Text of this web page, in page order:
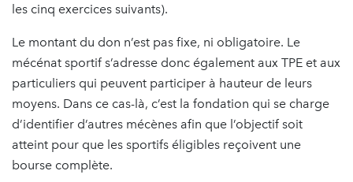
les cinq exercices suivants).
Le montant du don n’est pas fixe, ni obligatoire. Le
mécénat sportif s’adresse donc également aux TPE et aux
particuliers qui peuvent participer à hauteur de leurs
moyens. Dans ce cas-là, c’est la fondation qui se charge
d’identifier d’autres mécènes afin que l’objectif soit
atteint pour que les sportifs éligibles reçoivent une
bourse complète.